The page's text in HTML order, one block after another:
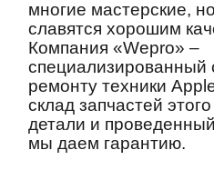
многие мастерские,
славятся хорошим
Компания «Wepro» –
специализированный
ремонту техники
склад запчастей
детали и
мы даем гарантию.